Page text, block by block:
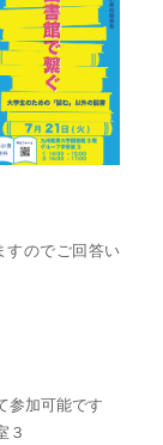
すのでご回答い
参加可能です
３